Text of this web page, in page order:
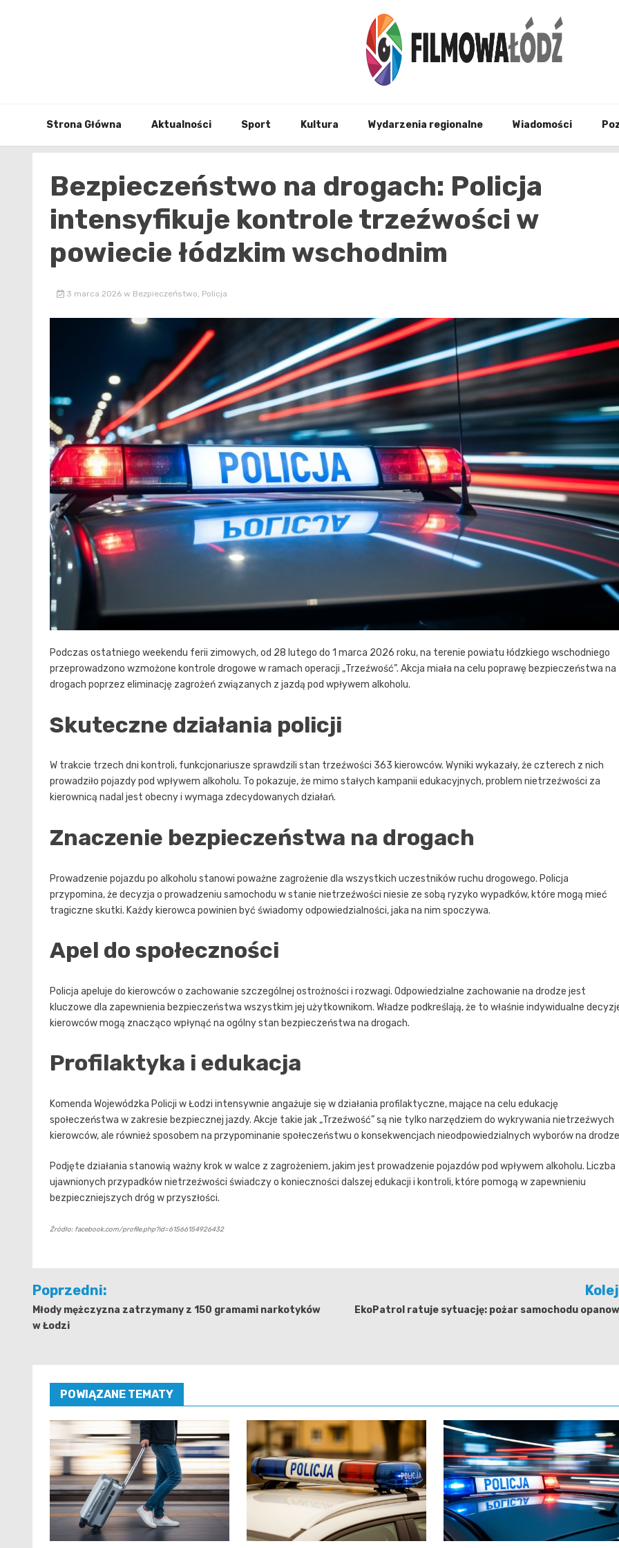
Strona Główna Aktualności Sport Kultura Wydarzenia regionalne Wiadomości
Bezpieczeństwo na drogach: Policja
intensyfikuje kontrole trzeźwości w
powiecie łódzkim wschodnim
3 marca 2026 w Bezpieczeństwo, Policja
Podczas ostatniego weekendu ferii zimowych, od 28 lutego do 1 marca 2026 roku, na terenie powiatu łódzkiego wschodniego
przeprowadzono wzmożone kontrole drogowe w ramach operacji „Trzeźwość”. Akcja miała na celu poprawę bezpieczeństwa na
drogach poprzez eliminację zagrożeń związanych z jazdą pod wpływem alkoholu.
Skuteczne działania policji
W trakcie trzech dni kontroli, funkcjonariusze sprawdzili stan trzeźwości 363 kierowców. Wyniki wykazały, że czterech z nich
prowadziło pojazdy pod wpływem alkoholu. To pokazuje, że mimo stałych kampanii edukacyjnych, problem nietrzeźwości za
kierownicą nadal jest obecny i wymaga zdecydowanych działań.
Znaczenie bezpieczeństwa na drogach
Prowadzenie pojazdu po alkoholu stanowi poważne zagrożenie dla wszystkich uczestników ruchu drogowego. Policja
przypomina, że decyzja o prowadzeniu samochodu w stanie nietrzeźwości niesie ze sobą ryzyko wypadków, które mogą mieć
tragiczne skutki. Każdy kierowca powinien być świadomy odpowiedzialności, jaka na nim spoczywa.
Apel do społeczności
Policja apeluje do kierowców o zachowanie szczególnej ostrożności i rozwagi. Odpowiedzialne zachowanie na drodze jest
kluczowe dla zapewnienia bezpieczeństwa wszystkim jej użytkownikom. Władze podkreślają, że to właśnie indywidualne
kierowców mogą znacząco wpłynąć na ogólny stan bezpieczeństwa na drogach.
Profilaktyka i edukacja
Komenda Wojewódzka Policji w Łodzi intensywnie angażuje się w działania profilaktyczne, mające na celu edukację
społeczeństwa w zakresie bezpiecznej jazdy. Akcje takie jak „Trzeźwość” są nie tylko narzędziem do wykrywania nietrzeźwych
kierowców, ale również sposobem na przypominanie społeczeństwu o konsekwencjach nieodpowiedzialnych wyborów na
Podjęte działania stanowią ważny krok w walce z zagrożeniem, jakim jest prowadzenie pojazdów pod wpływem alkoholu. Liczba
ujawnionych przypadków nietrzeźwości świadczy o konieczności dalszej edukacji i kontroli, które pomogą w zapewnieniu
bezpieczniejszych dróg w przyszłości.
Źródło: facebook.com/profile.php?id=61566154926432
Nawigacja
wpisu
Poprzedni:
Młody mężczyzna zatrzymany z 150 gramami narkotyków
w Łodzi
EkoPatrol ratuje sytuację: pożar samochodu
POWIĄZANE TEMATY